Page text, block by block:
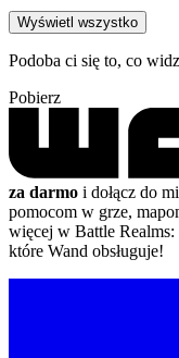
Wyświetl wszystko
Podoba ci się to, co
Pobierz
za darmo i dołącz do
pomocom w grze,
więcej w Battle
które Wand obsługuje!